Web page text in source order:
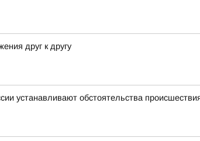
друг к другу
устанавливают обстоятельства